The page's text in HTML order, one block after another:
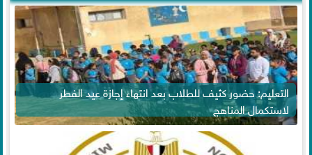
التعليم: حضور كثيف للطلاب بعد انتهاء إجازة عيد الفطر
لاستكمال المناهج